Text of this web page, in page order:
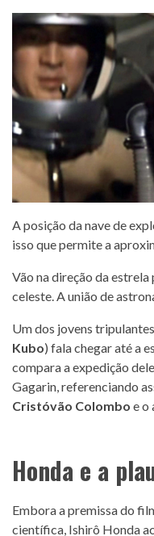
A posição da nave de
isso que permite a
Vão na direção da
celeste. A união de
Um dos jovens
Kubo) fala chegar até a
compara a expedição
Gagarin, referenciando
Cristóvão Colombo e o
Honda e a
Embora a premissa do
científica, Ishirô Honda